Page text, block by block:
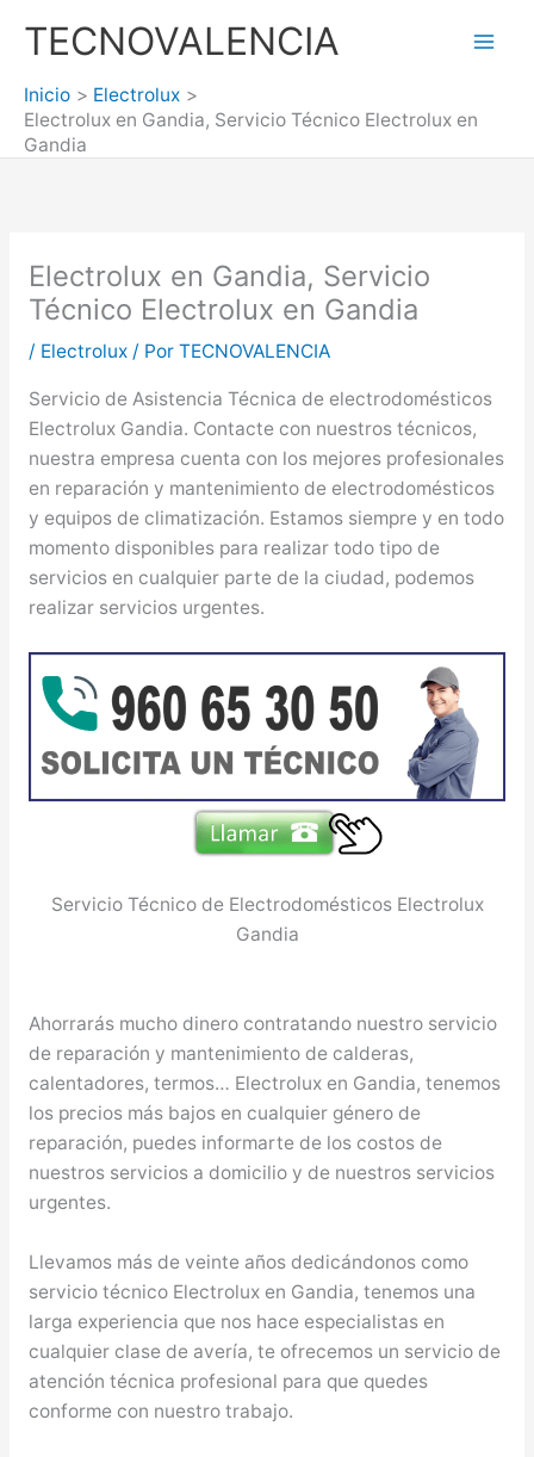
TECNOVALENCIA
Inicio
Electrolux
Electrolux en Gandia, Servicio Técnico Electrolux en
Gandia
Electrolux en Gandia, Servicio
Técnico Electrolux en Gandia
/ Electrolux/ Por TECNOVALENCIA
Servicio de Asistencia Técnica de electrodomésticos
Electrolux Gandia. Contacte con nuestros técnicos,
nuestra empresa cuenta con los mejores profesionales
en reparación y mantenimiento de electrodomésticos
y equipos de climatización. Estamos siempre y en todo
momento disponibles para realizar todo tipo de
servicios en cualquier parte de la ciudad, podemos
realizar servicios urgentes.
Servicio Técnico de Electrodomésticos Electrolux
Gandia
Ahorrarás mucho dinero contratando nuestro servicio
de reparación y mantenimiento de calderas,
calentadores, termos… Electrolux en Gandia, tenemos
los precios más bajos en cualquier género de
reparación, puedes informarte de los costos de
nuestros servicios a domicilio y de nuestros servicios
urgentes.
Llevamos más de veinte años dedicándonos como
servicio técnico Electrolux en Gandia, tenemos una
larga experiencia que nos hace especialistas en
cualquier clase de avería, te ofrecemos un servicio de
atención técnica profesional para que quedes
conforme con nuestro trabajo.